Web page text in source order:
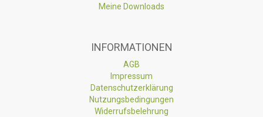
Meine Downloads
INFORMATIONEN
AGB
Impressum
Datenschutzerklärung
Nutzungsbedingungen
Widerrufsbelehrung